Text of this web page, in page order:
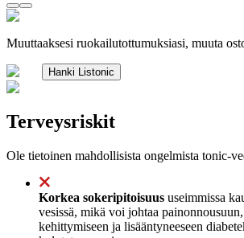
Muuttaaksesi ruokailutottumuksiasi, muuta
Hanki Listonic
Terveysriskit
Ole tietoinen mahdollisista ongelmista tonic-
Korkea sokeripitoisuus useimmissa
vesissä, mikä voi johtaa
kehittymiseen ja lisääntyneeseen